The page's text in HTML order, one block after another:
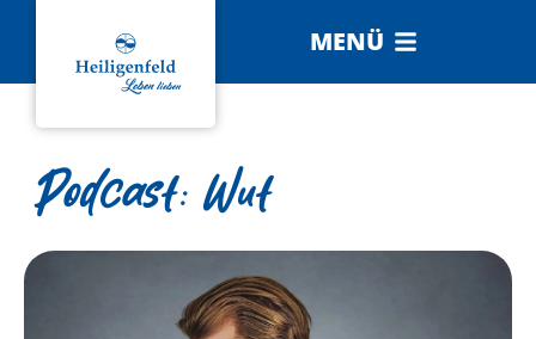
MENÜ
Podcast: Wut